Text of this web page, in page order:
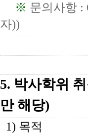
※ 문의사항 :
자))
5. 박사학위
만 해당)
1) 목적